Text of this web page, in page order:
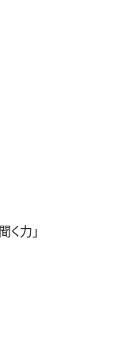
力」